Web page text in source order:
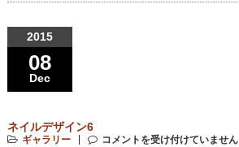
2015
08
Dec
ネイルデザイン6
ギャラリー コメントを受け付けていません